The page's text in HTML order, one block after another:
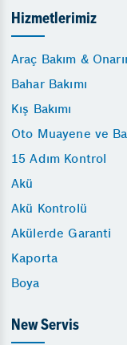
Hizmetlerimiz
Araç Bakım &
Bahar Bakımı
Kış Bakımı
Oto Muayene ve
15 Adım Kontrol
Akü
Akü Kontrolü
Akülerde Garanti
Kaporta
Boya
New Servis